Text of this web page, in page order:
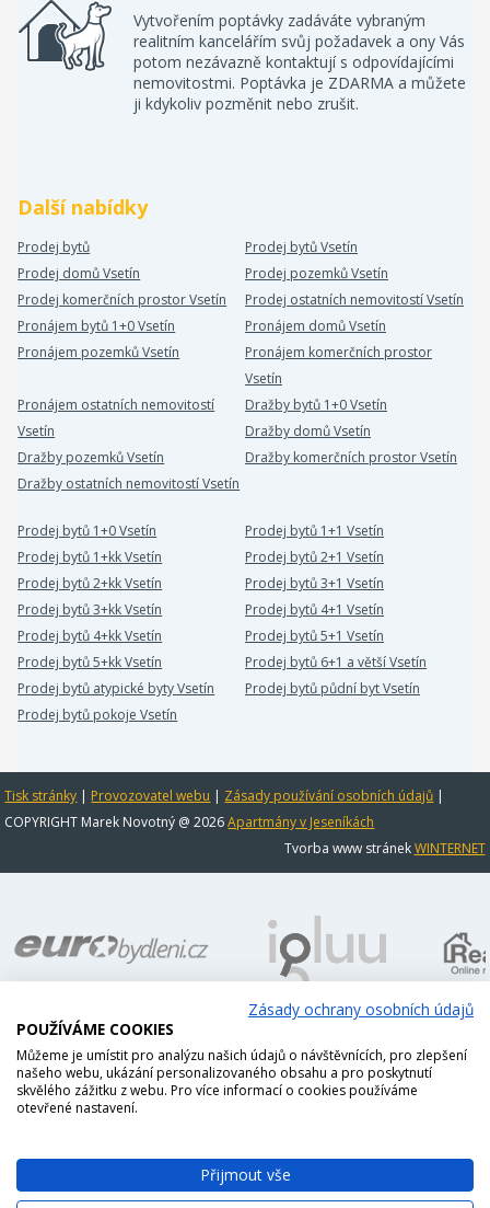
Vytvořením poptávky zadáváte vybraným
realitním kancelářím svůj požadavek a ony Vás
potom nezávazně kontaktují s odpovídajícími
nemovitostmi. Poptávka je ZDARMA a můžete
ji kdykoliv pozměnit nebo zrušit.
Další nabídky
Prodej bytů
Prodej bytů Vsetín
Prodej domů Vsetín
Prodej pozemků Vsetín
Prodej komerčních prostor Vsetín
Prodej ostatních nemovitostí Vsetín
Pronájem bytů 1+0 Vsetín
Pronájem domů Vsetín
Pronájem pozemků Vsetín
Pronájem komerčních prostor
Vsetín
Pronájem ostatních nemovitostí
Vsetín
Dražby bytů 1+0 Vsetín
Dražby domů Vsetín
Dražby pozemků Vsetín
Dražby komerčních prostor Vsetín
Dražby ostatních nemovitostí Vsetín
Prodej bytů 1+0 Vsetín
Prodej bytů 1+1 Vsetín
Prodej bytů 1+kk Vsetín
Prodej bytů 2+1 Vsetín
Prodej bytů 2+kk Vsetín
Prodej bytů 3+1 Vsetín
Prodej bytů 3+kk Vsetín
Prodej bytů 4+1 Vsetín
Prodej bytů 4+kk Vsetín
Prodej bytů 5+1 Vsetín
Prodej bytů 5+kk Vsetín
Prodej bytů 6+1 a větší Vsetín
Prodej bytů atypické byty Vsetín
Prodej bytů půdní byt Vsetín
Prodej bytů pokoje Vsetín
Tisk stránky | Provozovatel webu | Zásady používání osobních údajů |
COPYRIGHT Marek Novotný @ 2026Apartmány v Jeseníkách
Tvorba www stránekWINTERNET
Zásady ochrany osobních údajů
POUŽÍVÁME COOKIES
Můžeme je umístit pro analýzu našich údajů o návštěvnících, pro zlepšení
našeho webu, ukázání personalizovaného obsahu a pro poskytnutí
skvělého zážitku z webu. Pro více informací o cookies používáme
otevřené nastavení.
Přijmout vše